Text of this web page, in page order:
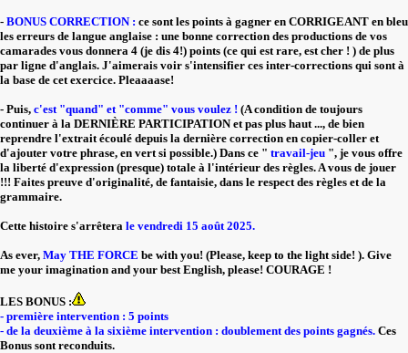
- BONUS CORRECTION : ce sont les points à gagner en CORRIGEANT en bleu
les erreurs de langue anglaise : une bonne correction des productions de vos
camarades vous donnera 4 (je dis 4!) points (ce qui est rare, est cher ! ) de plus
par ligne d'anglais. J'aimerais voir s'intensifier ces inter-corrections qui sont à
la base de cet exercice. Pleaaaase!
- Puis, c'est "quand" et "comme" vous voulez ! (A condition de toujours
continuer à la DERNIÈRE PARTICIPATION et pas plus haut ..., de bien
reprendre l'extrait écoulé depuis la dernière correction en copier-coller et
d'ajouter votre phrase, en vert si possible.) Dans ce " travail-jeu ", je vous offre
la liberté d'expression (presque) totale à l'intérieur des règles. A vous de jouer
!!! Faites preuve d'originalité, de fantaisie, dans le respect des règles et de la
grammaire.
Cette histoire s'arrêtera le vendredi 15 août 2025.
As ever, May THE FORCE be with you! (Please, keep to the light side! ). Give
me your imagination and your best English, please! COURAGE !
LES BONUS :
- première intervention : 5 points
- de la deuxième à la sixième intervention : doublement des points gagnés. Ces
Bonus sont reconduits.